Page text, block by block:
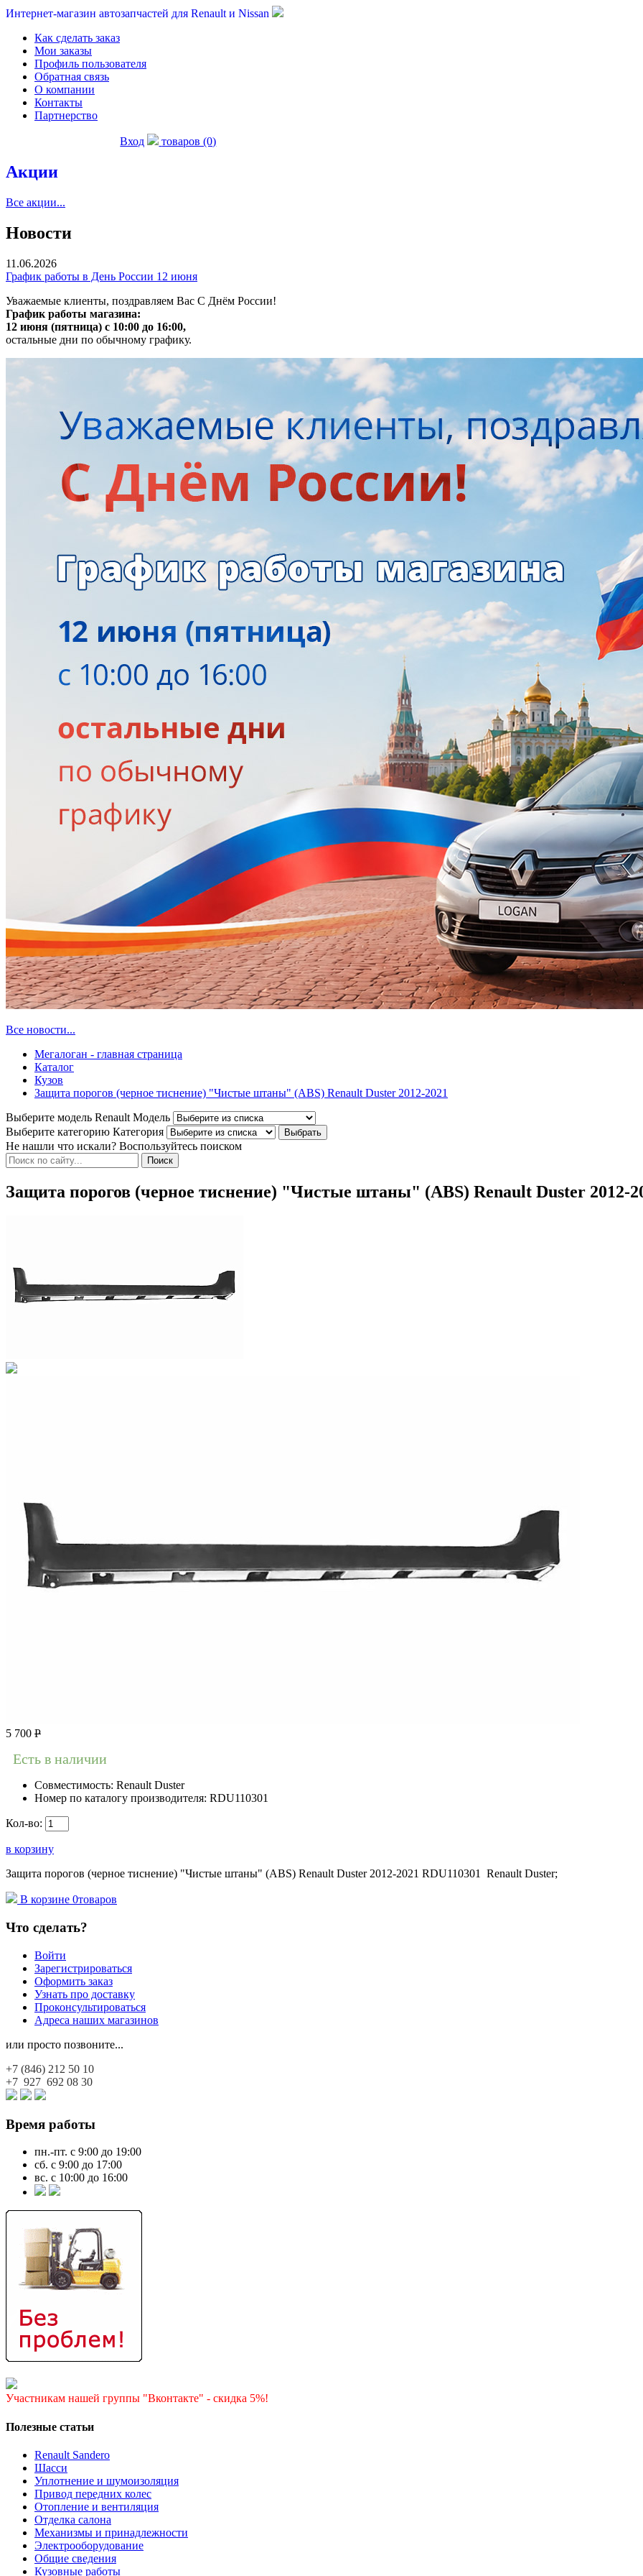
Интернет-магазин автозапчастей для Renault и Nissan
Как сделать заказ
Мои заказы
Профиль пользователя
Обратная связь
О компании
Контакты
Партнерство
Вход товаров (0)
Акции
Все акции...
Новости
11.06.2026
График работы в День России 12 июня
Уважаемые клиенты, поздравляем Вас С Днём России!
График работы магазина:
12 июня (пятница) с 10:00 до 16:00,
остальные дни по обычному графику.
Все новости...
Мегалоган - главная страница
Каталог
Кузов
Защита порогов (черное тиснение) "Чистые штаны" (ABS) Renault Duster 2012-2021
Выберите модель Renault Модель
Выберите категорию Категория
Не нашли что искали? Воспользуйтесь поиском
Защита порогов (черное тиснение) "Чистые штаны" (ABS) Renault Duster 2012-
5 700 Р
Есть в наличии
Совместимость: Renault Duster
Номер по каталогу производителя: RDU110301
Кол-во:
в корзину
Защита порогов (черное тиснение) "Чистые штаны" (ABS) Renault Duster 2012-2021 RDU110301 Renault Duster;
В корзине 0товаров
Что сделать?
Войти
Зарегистрироваться
Оформить заказ
Узнать про доставку
Проконсультироваться
Адреса наших магазинов
или просто позвоните...
+7 (846) 212 50 10
+7 927 692 08 30
Время работы
пн.-пт. с 9:00 до 19:00
сб. с 9:00 до 17:00
вс. с 10:00 до 16:00
Участникам нашей группы "Вконтакте" - скидка 5%!
Полезные статьи
Renault Sandero
Шасси
Уплотнение и шумоизоляция
Привод передних колес
Отопление и вентиляция
Отделка салона
Механизмы и принадлежности
Электрооборудование
Общие сведения
Кузовные работы